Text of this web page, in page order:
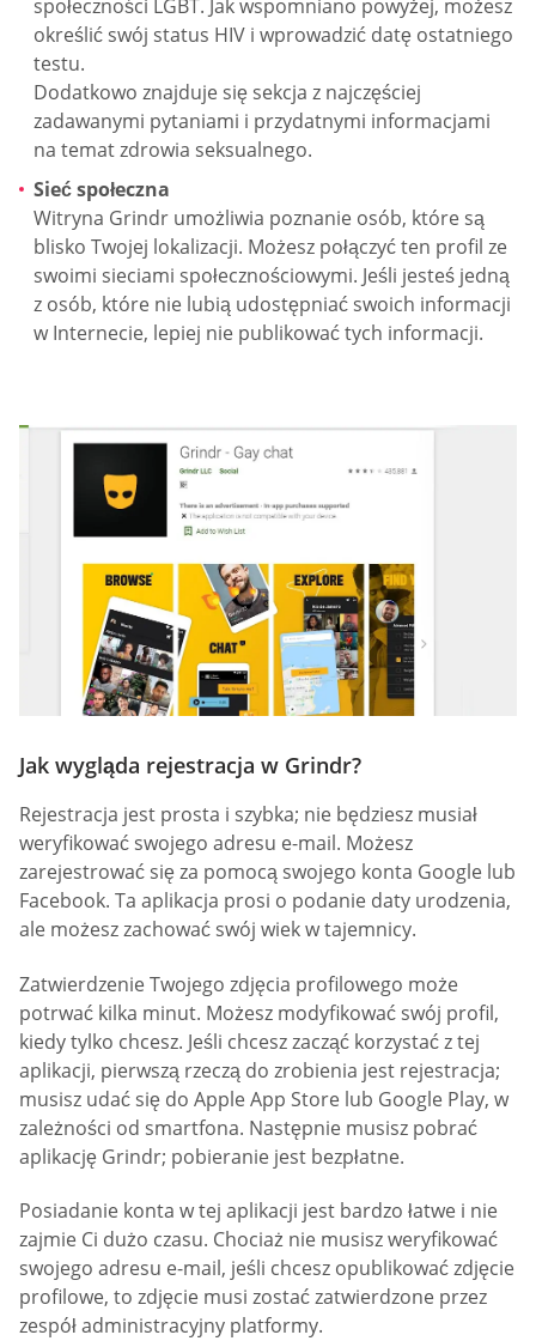
społeczności LGBT. Jak wspomniano powyżej, możesz
określić swój status HIV i wprowadzić datę ostatniego
testu.
Dodatkowo znajduje się sekcja z najczęściej
zadawanymi pytaniami i przydatnymi informacjami
na temat zdrowia seksualnego.
Sieć społeczna
Witryna Grindr umożliwia poznanie osób, które są
blisko Twojej lokalizacji. Możesz połączyć ten profil ze
swoimi sieciami społecznościowymi. Jeśli jesteś jedną
z osób, które nie lubią udostępniać swoich informacji
w Internecie, lepiej nie publikować tych informacji.
Jak wygląda rejestracja w Grindr?
Rejestracja jest prosta i szybka; nie będziesz musiał
weryfikować swojego adresu e-mail. Możesz
zarejestrować się za pomocą swojego konta Google lub
Facebook. Ta aplikacja prosi o podanie daty urodzenia,
ale możesz zachować swój wiek w tajemnicy.
Zatwierdzenie Twojego zdjęcia profilowego może
potrwać kilka minut. Możesz modyfikować swój profil,
kiedy tylko chcesz. Jeśli chcesz zacząć korzystać z tej
aplikacji, pierwszą rzeczą do zrobienia jest rejestracja;
musisz udać się do Apple App Store lub Google Play, w
zależności od smartfona. Następnie musisz pobrać
aplikację Grindr; pobieranie jest bezpłatne.
Posiadanie konta w tej aplikacji jest bardzo łatwe i nie
zajmie Ci dużo czasu. Chociaż nie musisz weryfikować
swojego adresu e-mail, jeśli chcesz opublikować zdjęcie
profilowe, to zdjęcie musi zostać zatwierdzone przez
zespół administracyjny platformy.